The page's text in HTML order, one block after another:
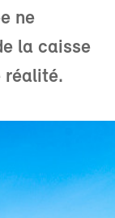
ne
la caisse
réalité.